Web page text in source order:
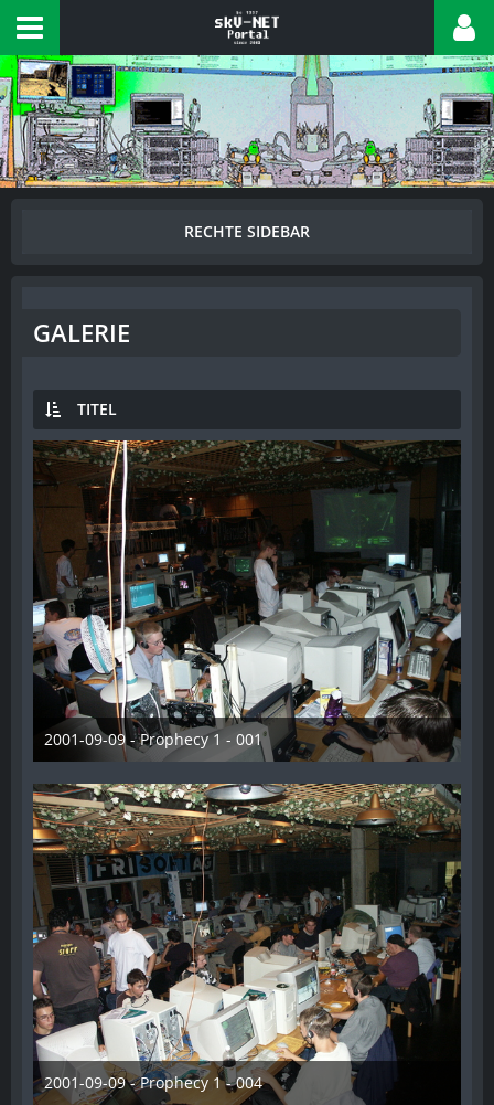
GALERIE
TITEL
2001-09-09 - Prophecy 1 - 001
28. Dezember 2012
2001-09-09 - Prophecy 1 - 004